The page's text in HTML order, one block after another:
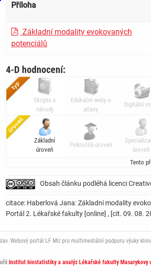
Příloha
Základní modality evokovaných
potenciálů
4-D hodnocení:
Skripta a
návody
Edukační weby a
atlasy
Digitální
Základní
úroveň
Pokročilá úroveň
úroveň
Tento
Obsah článku podléhá licenci
citace: Haberlová Jana: Základní modality
Portál 2. Lékařské fakulty [online] , [cit. 09. 08.
Webový portál LF MU pro multimediální podporu
Institut biostatistiky a analýz Lékařské fakulty Masarykovy